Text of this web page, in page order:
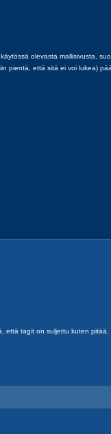
olevasta mallisivusta,
pientä, että sitä ei voi lukea)
että tagit on suljettu kuten pitää.